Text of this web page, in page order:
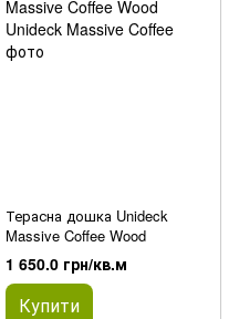
Терасна дошка Unideck
Massive Coffee Wood
1 650.0 грн/кв.м
Купити